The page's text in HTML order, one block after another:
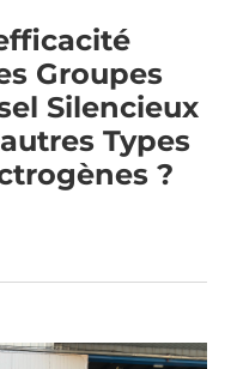
Groupes
Silencieux
Types
?